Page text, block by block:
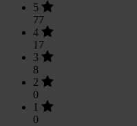
5
77
4
17
3
8
2
0
1
0